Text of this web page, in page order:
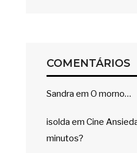
COMENTÁRIOS
Sandra em O morno…
isolda em Cine
minutos?